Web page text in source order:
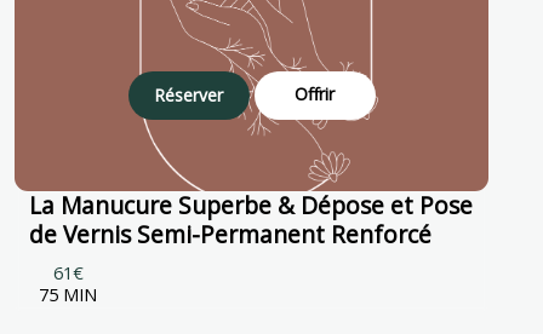
Réserver Offrir
La Manucure Superbe & Dépose et Pose
de Vernis Semi-Permanent Renforcé
61€
75 MIN